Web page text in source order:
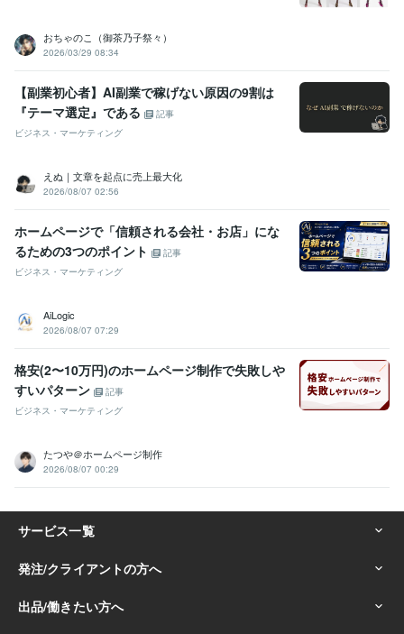
英語 ビジネスレベル
おちゃのこ（御茶乃子祭々）
2026/03/29 08:34
【副業初心者】AI副業で稼げない原因の9割は
『テーマ選定』である
記事
ビジネス・マーケティング
えぬ｜文章を起点に売上最大化
2026/08/07 02:56
ホームページで「信頼される会社・お店」にな
るための3つのポイント
記事
ビジネス・マーケティング
AiLogic
2026/08/07 07:29
格安(2〜10万円)のホームページ制作で失敗しや
すいパターン
記事
ビジネス・マーケティング
たつや＠ホームページ制作
2026/08/07 00:29